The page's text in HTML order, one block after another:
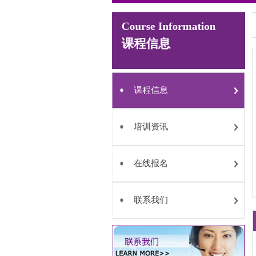
Course Information
课程信息
课程信息
培训资讯
在线报名
联系我们